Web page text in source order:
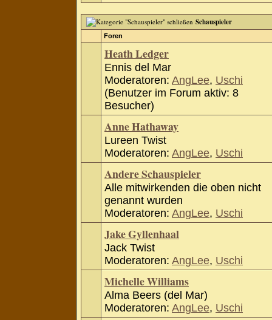
Schauspieler
Foren
Heath Ledger
Ennis del Mar
Moderatoren: AngLee, Uschi
(Benutzer im Forum aktiv: 8
Besucher)
Anne Hathaway
Lureen Twist
Moderatoren: AngLee, Uschi
Andere Schauspieler
Alle mitwirkenden die oben nicht
genannt wurden
Moderatoren: AngLee, Uschi
Jake Gyllenhaal
Jack Twist
Moderatoren: AngLee, Uschi
Michelle Williams
Alma Beers (del Mar)
Moderatoren: AngLee, Uschi